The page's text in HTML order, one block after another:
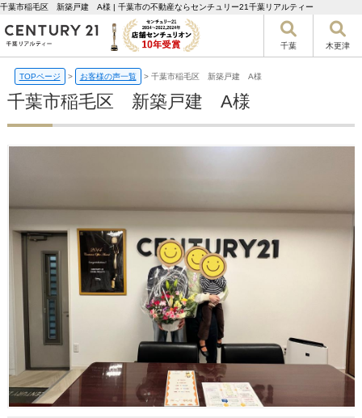
千葉市稲毛区 新築戸建 A様 | 千葉市の不動産ならセンチュリー21千葉リアルティー
千葉 木更津
TOPページ > お客様の声一覧 > 千葉市稲毛区 新築戸建 A様
千葉市稲毛区 新築戸建 A様